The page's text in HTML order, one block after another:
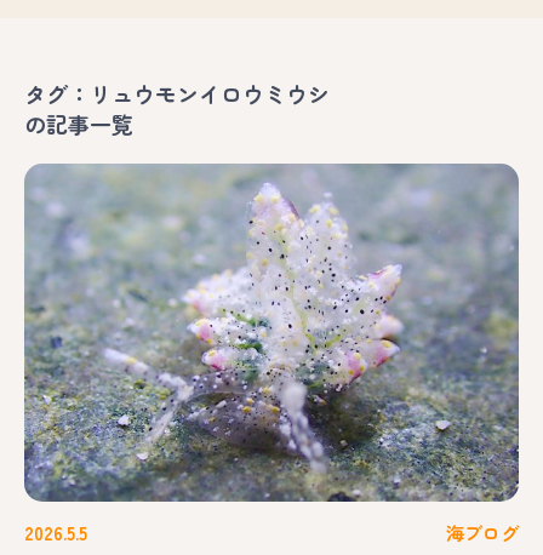
タグ：リュウモンイロウミウシ
の記事一覧
2026.5.5 海ブログ